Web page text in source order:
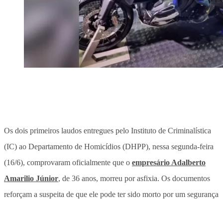
Os dois primeiros laudos entregues pelo Instituto de Criminalística
(IC) ao Departamento de Homicídios (DHPP), nessa segunda-feira
(16/6), comprovaram oficialmente que o empresário Adalberto
Amarilio Júnior, de 36 anos, morreu por asfixia. Os documentos
reforçam a suspeita de que ele pode ter sido morto por um segurança